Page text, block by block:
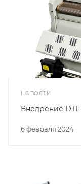
НОВОСТИ
6 февраля 2024
Внедрение